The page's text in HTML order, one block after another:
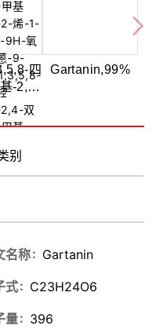
四
-2,4-
甲基
烯-1-
蒽-9-
,99%
Gartanin,99%
别
名称 Gartanin
式 C23H24O6
量 396